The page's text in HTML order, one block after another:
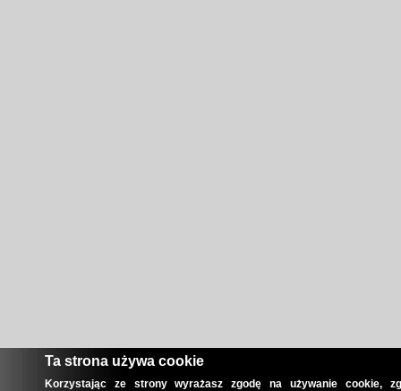
Ta strona używa cookie
Korzystając ze strony wyrażasz zgodę na używanie cookie,